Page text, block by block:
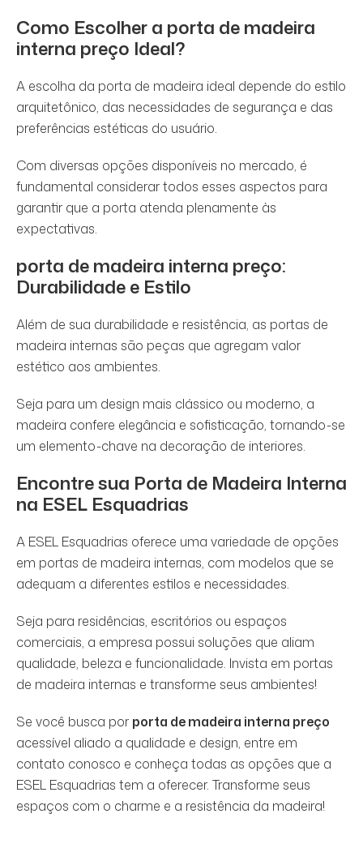
Como Escolher a porta de madeira
interna preço Ideal?
A escolha da porta de madeira ideal depende do estilo
arquitetônico, das necessidades de segurança e das
preferências estéticas do usuário.
Com diversas opções disponíveis no mercado, é
fundamental considerar todos esses aspectos para
garantir que a porta atenda plenamente às
expectativas.
porta de madeira interna preço:
Durabilidade e Estilo
Além de sua durabilidade e resistência, as portas de
madeira internas são peças que agregam valor
estético aos ambientes.
Seja para um design mais clássico ou moderno, a
madeira confere elegância e sofisticação, tornando-se
um elemento-chave na decoração de interiores.
Encontre sua Porta de Madeira Interna
na ESEL Esquadrias
A ESEL Esquadrias oferece uma variedade de opções
em portas de madeira internas, com modelos que se
adequam a diferentes estilos e necessidades.
Seja para residências, escritórios ou espaços
comerciais, a empresa possui soluções que aliam
qualidade, beleza e funcionalidade. Invista em portas
de madeira internas e transforme seus ambientes!
Se você busca por porta de madeira interna preço
acessível aliado a qualidade e design, entre em
contato conosco e conheça todas as opções que a
ESEL Esquadrias tem a oferecer. Transforme seus
espaços com o charme e a resistência da madeira!